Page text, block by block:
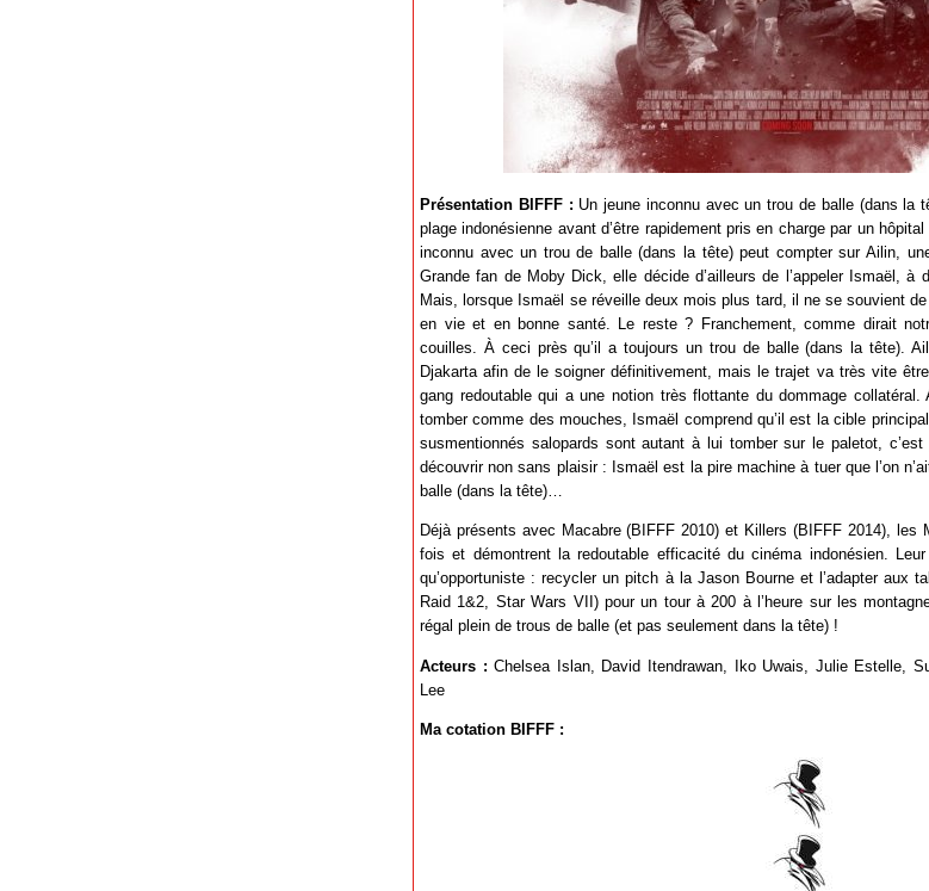
Présentation BIFFF : Un jeune inconnu avec un trou de balle (dans la
plage indonésienne avant d’être rapidement pris en charge par un
inconnu avec un trou de balle (dans la tête) peut compter sur Ailin,
Grande fan de Moby Dick, elle décide d’ailleurs de l’appeler Ismaël, à
Mais, lorsque Ismaël se réveille deux mois plus tard, il ne se souvient de
en vie et en bonne santé. Le reste ? Franchement, comme dirait
couilles. À ceci près qu’il a toujours un trou de balle (dans la tête).
Djakarta afin de le soigner définitivement, mais le trajet va très vite
gang redoutable qui a une notion très flottante du dommage
tomber comme des mouches, Ismaël comprend qu’il est la cible
susmentionnés salopards sont autant à lui tomber sur le paletot,
découvrir non sans plaisir : Ismaël est la pire machine à tuer que l’on
balle (dans la tête)…
Déjà présents avec Macabre (BIFFF 2010) et Killers (BIFFF 2014), les
fois et démontrent la redoutable efficacité du cinéma indonésien.
qu’opportuniste : recycler un pitch à la Jason Bourne et l’adapter aux
Raid 1&2, Star Wars VII) pour un tour à 200 à l’heure sur les
régal plein de trous de balle (et pas seulement dans la tête) !
Acteurs : Chelsea Islan, David Itendrawan, Iko Uwais, Julie Estelle,
Lee
Ma cotation BIFFF :